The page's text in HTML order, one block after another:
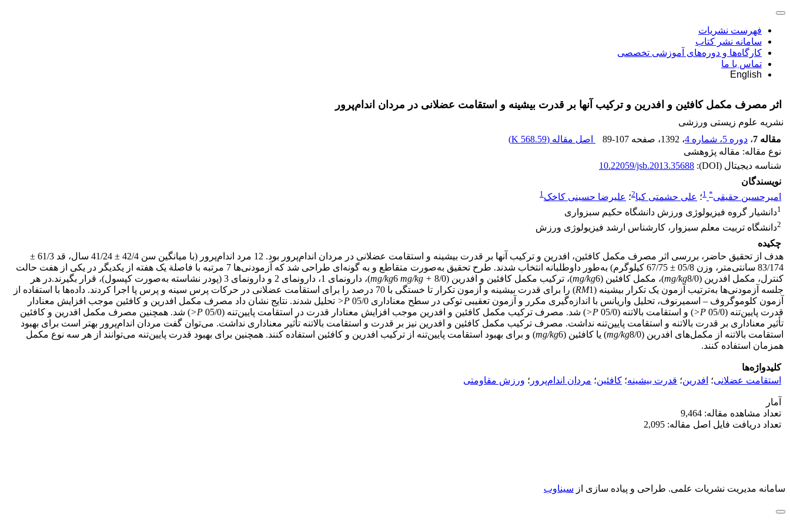
فهرست نشریات
سامانه نشر کتاب
کارگاه‌ها و دوره‌های آموزشی تخصصی
تماس با ما
English
اثر مصرف مکمل کافئین و افدرین و ترکیب آنها بر قدرت بیشینه و استقامت عضلانی در مردان اندام‌پرور
نشریه علوم زیستی ورزشی
مقاله 7
، دوره 5، شماره 4 ، 1392 ، صفحه 89-107 اصل مقاله (568.59 K
)
نوع مقاله: مقاله پژوهشی
شناسه دیجیتال (DOI):
10.22059/jsb.2013.35688
نویسندگان
امیرحسین حقیقی*
1؛ علی حشمتی کیا2؛ علیرضا حسینی کاخک1
1دانشیار گروه فیزیولوژی ورزش دانشگاه حکیم سبزواری
2دانشگاه تربیت معلم سبزوار، کارشناس ارشد فیزیولوژی ورزش
چکیده
هدف از تحقیق حاضر، بررسی اثر مصرف مکمل کافئین، افدرین و ترکیب آنها بر قدرت بیشینه و استقامت عضلانی در مردان اندام‌پرور بود. 12 مرد اندام‌پرور (با میانگین سن 42/4 ± 41/24 سال، قد 61/3 ±
83/174 سانتی‌متر، وزن 05/8 ± 67/75 کیلوگرم) به‌طور داوطلبانه انتخاب شدند. طرح تحقیق به‌صورت متقاطع و به گونه‌ای طراحی شد که آزمودنی‌‌ها 7 مرتبه با فاصلة یک هفته از یکدیگر در یکی از هفت حالت
کنترل، مکمل افدرین (
mg/kg8/0)، مکمل کافئین ( mg/kg6)، ترکیب مکمل کافئین و افدرین ( mg/kg6 mg/kg +
8/0)، دارونمای 1، دارونمای 2 و دارونمای 3 (پودر نشاسته به‌صورت کپسول)، قرار بگیرند.در هر
جلسه آزمودنی‌ها به‌ترتیب آزمون یک تکرار بیشینه ( RM
1) را برای قدرت بیشینه و آزمون تکرار تا خستگی با 70 درصد را برای استقامت عضلانی در حرکات پرس سینه و پرس پا اجرا کردند. داده‌ها با استفاده از
آزمون کلوموگروف – اسمیرنوف، تحلیل واریانس با اندازه‌گیری مکرر و آزمون تعقیبی توکی در سطح معناداری 05/0
P<
تحلیل شدند. نتایج نشان داد مصرف مکمل افدرین و کافئین موجب افزایش معنادار
قدرت پایین‌تنه (05/0
P< ) و استقامت بالاتنه (05/0 P< ) شد. مصرف ترکیب مکمل کافئین و افدرین موجب افزایش معنادار قدرت در استقامت پایین‌تنه (05/0 P<
) شد. همچنین مصرف مکمل افدرین و کافئین
تأثیر معناداری بر قدرت بالاتنه و استقامت پایین‌تنه نداشت. مصرف ترکیب مکمل کافئین و افدرین نیز بر قدرت و استقامت بالاتنه تأثیر معناداری نداشت. می‌توان گفت مردان اندام‌پرور بهتر است برای بهبود
استقامت بالاتنه از مکمل‌های افدرین (
mg/kg8/0) یا کافئین ( mg/kg6) و برای بهبود استقامت پایین‌تنه از ترکیب افدرین و کافئین استفاده کنند. همچنین برای بهبود قدرت پایین‌تنه می‌توانند از هر سه نوع مکمل
همزمان استفاده کنند.
کلیدواژه‌ها
استقامت عضلانی؛ افدرین؛ قدرت بیشینه؛ کافئین؛ مردان اندام‌پرور ؛ ورزش مقاومتی
آمار
تعداد مشاهده مقاله: 9,464
تعداد دریافت فایل اصل مقاله: 2,095
سامانه مدیریت نشریات علمی. طراحی و پیاده سازی از سیناوب